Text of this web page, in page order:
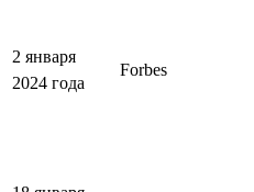
2 января
2024 года
Forbes